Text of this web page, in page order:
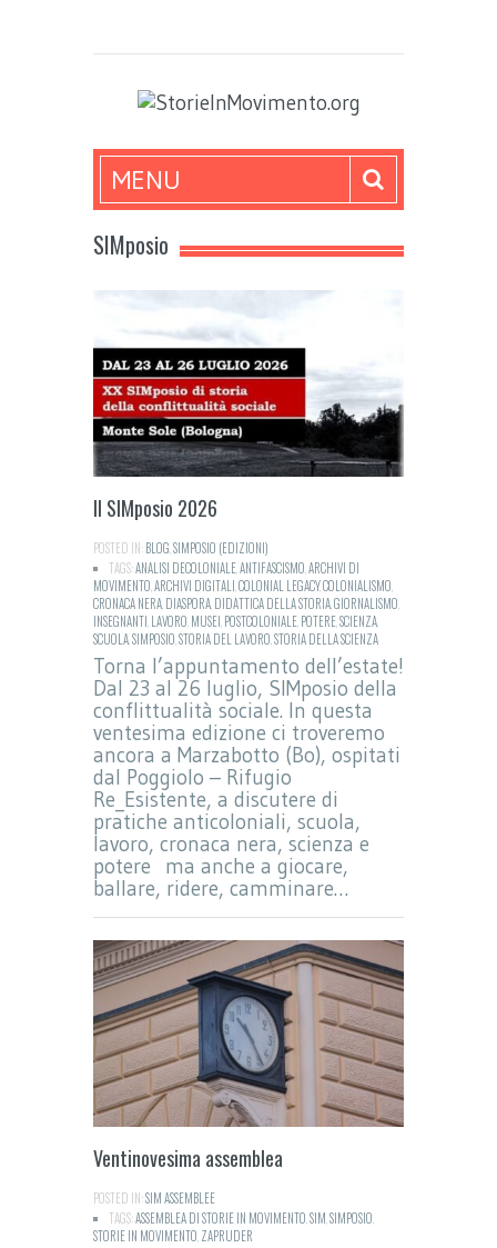
MENU
SIMposio
Il SIMposio 2026
POSTED IN:BLOG SIMPOSIO (EDIZIONI)
TAGS:ANALISI DECOLONIALEANTIFASCISMO ARCHIVI DI
MOVIMENTO ARCHIVI DIGITALI COLONIAL LEGACY,COLONIALISMO
CRONACA NERA DIASPORA DIDATTICA DELLA STORIAGIORNALISMO
INSEGNANTI LAVORO MUSEI POSTCOLONIALE POTERESCIENZA
SCUOLASIMPOSIO STORIA DEL LAVORO STORIA DELLA SCIENZA
Torna l’appuntamento dell’estate!
Dal 23 al 26 luglio, SIMposio della
conflittualità sociale. In questa
ventesima edizione ci troveremo
ancora a Marzabotto (Bo), ospitati
dal Poggiolo – Rifugio
Re_Esistente, a discutere di
pratiche anticoloniali, scuola,
lavoro, cronaca nera, scienza e
potere ma anche a giocare,
ballare, ridere, camminare…
Ventinovesima assemblea
POSTED IN:SIM ASSEMBLEE
TAGS:ASSEMBLEA DI STORIE IN MOVIMENTO SIM SIMPOSIO
STORIE IN MOVIMENTO ZAPRUDER